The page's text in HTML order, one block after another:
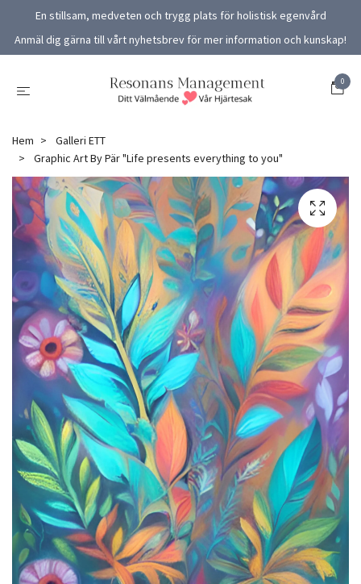
En stillsam, medveten och trygg plats för holistisk egenvård
Anmäl dig gärna till vårt nyhetsbrev för mer information och kunskap!
0
Hem
Galleri ETT
Graphic Art By Pär "Life presents everything to you"